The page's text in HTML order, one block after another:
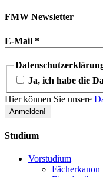
FMW Newsletter
E-Mail *
Ja, ich habe die
Hier können Sie unsere
Studium
Vorstudium
Fächerkanon